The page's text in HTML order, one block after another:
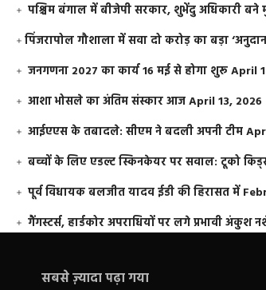
पश्चिम बंगाल में बीजेपी सरकार, शुभेंदु अधिकारी बने
​पिंजरापोल गौशाला में सवा दो करोड़ का बड़ा
जनगणना 2027 का कार्य 16 मई से होगा शुरूApril
आशा भोसले का अंतिम संस्कार आजApril 13, 2026
आईएएस के तबादले: सीएम ने बदली अपनी टीम
बच्चों के लिए एडल्ट स्किनकेयर पर सवाल: टूको
पूर्व विधायक बलजीत यादव ईडी की हिरासत में
गैंगस्टर्स, हार्डकोर अपराधियों पर लगे प्रभावी अंकुश
सबसे ज़्यादा पढ़ा गया